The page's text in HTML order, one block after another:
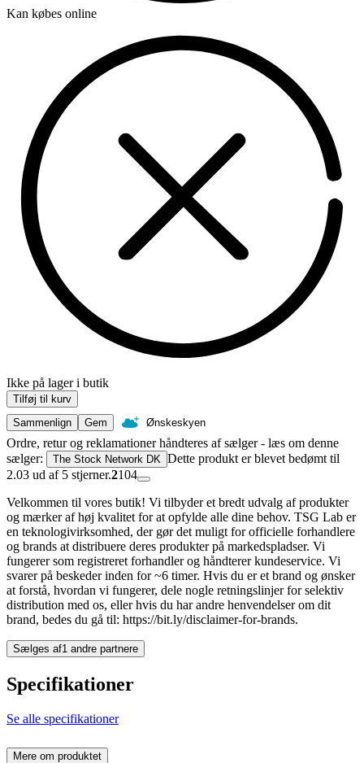
Kan købes online
Ikke på lager i butik
Tilføj til kurv
Sammenlign
Gem Ønskeskyen
Ordre, retur og reklamationer håndteres af sælger - læs om denne
sælger:
The Stock Network DK Dette produkt er blevet bedømt til
2.03 ud af 5 stjerner.2104
Velkommen til vores butik! Vi tilbyder et bredt udvalg af produkter
og mærker af høj kvalitet for at opfylde alle dine behov. TSG Lab er
en teknologivirksomhed, der gør det muligt for officielle forhandlere
og brands at distribuere deres produkter på markedspladser. Vi
fungerer som registreret forhandler og håndterer kundeservice. Vi
svarer på beskeder inden for ~6 timer. Hvis du er et brand og ønsker
at forstå, hvordan vi fungerer, dele nogle retningslinjer for selektiv
distribution med os, eller hvis du har andre henvendelser om dit
brand, bedes du gå til: https://bit.ly/disclaimer-for-brands.
Sælges af1 andre partnere
Specifikationer
Se alle specifikationer
Mere om produktet